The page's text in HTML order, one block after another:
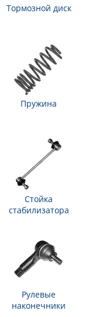
Тормозной диск
Пружина
Стойка
стабилизатора
Рулевые
наконечники